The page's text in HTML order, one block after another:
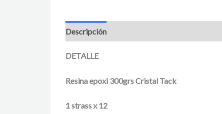
Descripción
DETALLE
Resina epoxi 300grs Cristal Tack
1 strass x 12